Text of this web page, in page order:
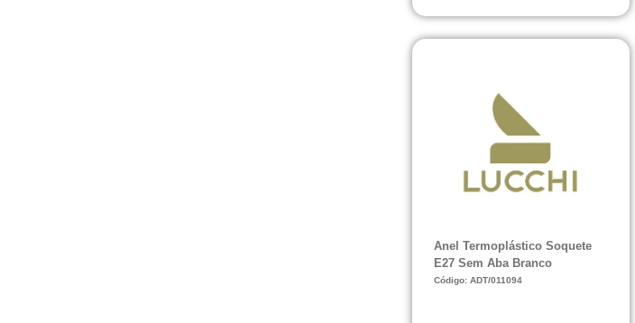
Anel Termoplástico Soquete
E27 Sem Aba Branco
Código: ADT/011094